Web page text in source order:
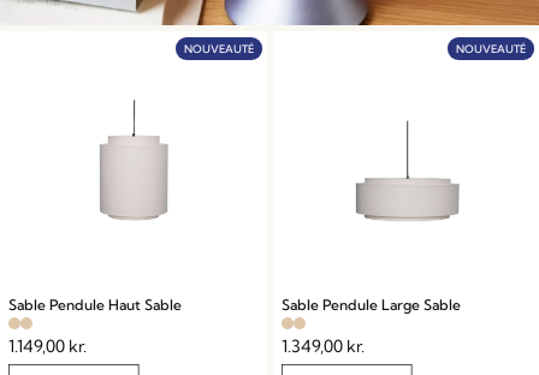
NOUVEAUTÉ
Sable Pendule Haut Sable
1.149,00 kr.
NOUVEAUTÉ
Sable Pendule Large Sable
1.349,00 kr.